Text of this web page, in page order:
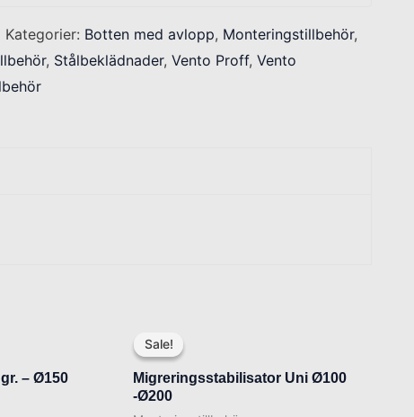
Kategorier: Botten med avlopp, Monteringstillbehör,
, Stålbeklädnader, Vento Proff, Vento
– Ø150
SEK.
Sale!
Sale!
Migreringsstabilisator Uni Ø100
-Ø200
2.491 SEK.1.918 SEK.